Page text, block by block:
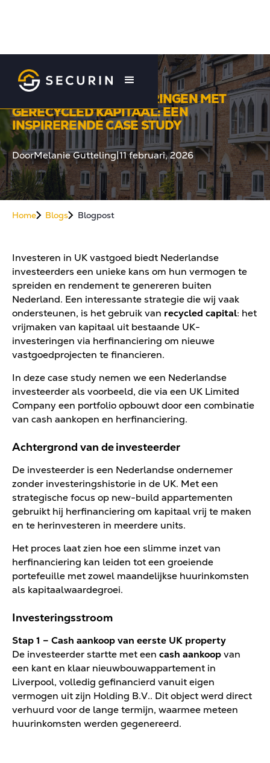
UK VASTGOEDINVESTERINGEN MET
GERECYCLED KAPITAAL: EEN
INSPIRERENDE CASE STUDY
DoorMelanie Gutteling|11 februari, 2026
Home Blogs Blogpost
Investeren in UK vastgoed biedt Nederlandse
investeerders een unieke kans om hun vermogen te
spreiden en rendement te genereren buiten
Nederland. Een interessante strategie die wij vaak
ondersteunen, is het gebruik van recycled capital: het
vrijmaken van kapitaal uit bestaande UK-
investeringen via herfinanciering om nieuwe
vastgoedprojecten te financieren.
In deze case study nemen we een Nederlandse
investeerder als voorbeeld, die via een UK Limited
Company een portfolio opbouwt door een combinatie
van cash aankopen en herfinanciering.
Achtergrond van de investeerder
De investeerder is een Nederlandse ondernemer
zonder investeringshistorie in de UK. Met een
strategische focus op new-build appartementen
gebruikt hij herfinanciering om kapitaal vrij te maken
en te herinvesteren in meerdere units.
Het proces laat zien hoe een slimme inzet van
herfinanciering kan leiden tot een groeiende
portefeuille met zowel maandelijkse huurinkomsten
als kapitaalwaardegroei.
Investeringsstroom
Stap 1 – Cash aankoop van eerste UK property
De investeerder startte met een cash aankoopvan
een kant en klaar nieuwbouwappartement in
Liverpool, volledig gefinancierd vanuit eigen
vermogen uit zijn Holding B.V.. Dit object werd direct
verhuurd voor de lange termijn, waarmee meteen
huurinkomsten werden gegenereerd.